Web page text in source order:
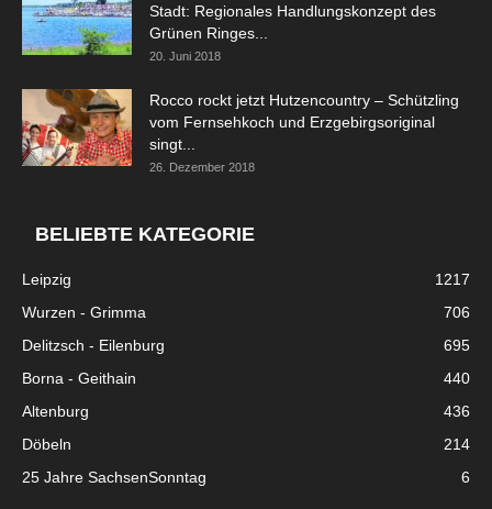
Stadt: Regionales Handlungskonzept des
Grünen Ringes...
20. Juni 2018
Rocco rockt jetzt Hutzencountry – Schützling
vom Fernsehkoch und Erzgebirgsoriginal
singt...
26. Dezember 2018
BELIEBTE KATEGORIE
Leipzig
1217
Wurzen - Grimma
706
Delitzsch - Eilenburg
695
Borna - Geithain
440
Altenburg
436
Döbeln
214
25 Jahre SachsenSonntag
6